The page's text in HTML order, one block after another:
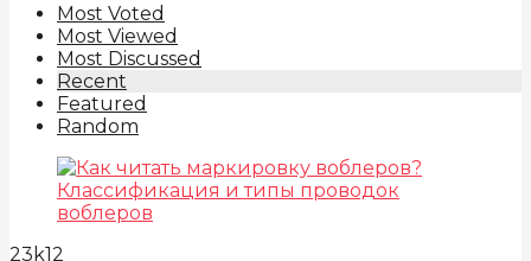
Most Voted
Most Viewed
Most Discussed
Recent
Featured
Random
23k12